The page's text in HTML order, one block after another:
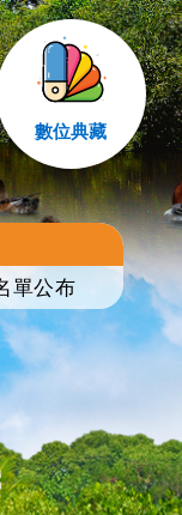
數位典藏